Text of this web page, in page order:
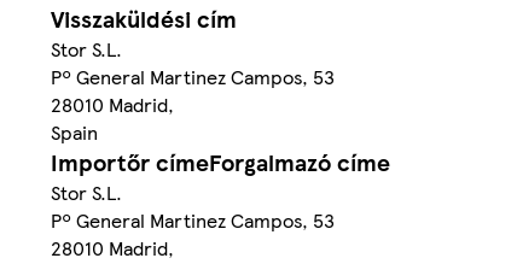
Visszaküldési cím
Stor S.L.
Pº General Martinez Campos, 53
28010 Madrid,
Spain
Importőr címeForgalmazó címe
Stor S.L.
Pº General Martinez Campos, 53
28010 Madrid,